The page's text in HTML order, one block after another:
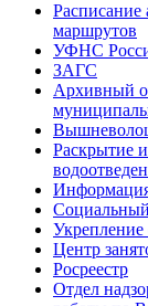
Расписание
маршрутов
УФНС
ЗАГС
Архивный
Раскрытие
Укрепление
Центр
Росреестр
Отдел